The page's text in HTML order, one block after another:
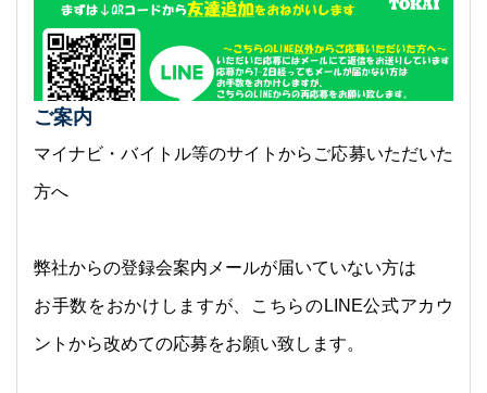
ご案内
マイナビ・バイトル等のサイトからご応募いただいた
方へ
弊社からの登録会案内メールが届いていない方は
お手数をおかけしますが、こちらのLINE公式アカウ
ントから改めての応募をお願い致します。